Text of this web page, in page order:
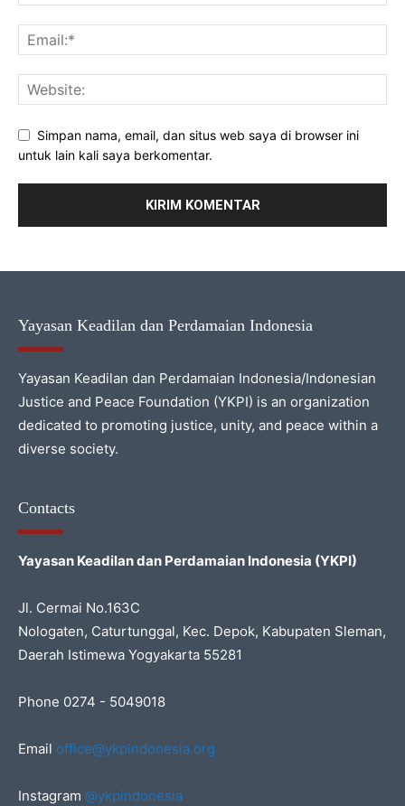
Simpan nama, email, dan situs web saya di browser ini
untuk lain kali saya berkomentar.
Yayasan Keadilan dan Perdamaian Indonesia
Yayasan Keadilan dan Perdamaian Indonesia/Indonesian
Justice and Peace Foundation (YKPI) is an organization
dedicated to promoting justice, unity, and peace within a
diverse society.
Contacts
Yayasan Keadilan dan Perdamaian Indonesia (YKPI)
Jl. Cermai No.163C
Nologaten, Caturtunggal, Kec. Depok, Kabupaten Sleman,
Daerah Istimewa Yogyakarta 55281
Phone 0274 - 5049018
Email office@ykpindonesia.org
Instagram @ykpindonesia